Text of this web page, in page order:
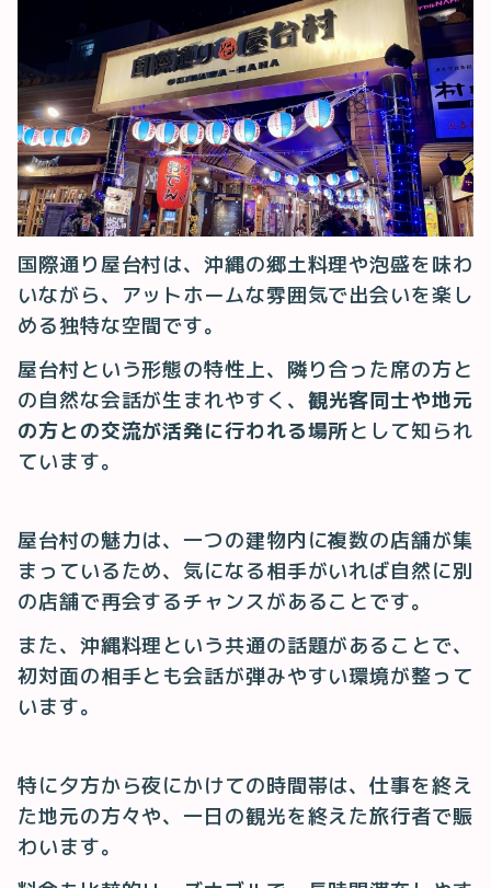
国際通り屋台村は、沖縄の郷土料理や泡盛を味わ
いながら、アットホームな雰囲気で出会いを楽し
める独特な空間です。
屋台村という形態の特性上、隣り合った席の方と
の自然な会話が生まれやすく、 観光客同士や地元
の方との交流が活発に行われる場所として知られ
ています。
屋台村の魅力は、一つの建物内に複数の店舗が集
まっているため、気になる相手がいれば自然に別
の店舗で再会するチャンスがあることです。
また、沖縄料理という共通の話題があることで、
初対面の相手とも会話が弾みやすい環境が整って
います。
特に夕方から夜にかけての時間帯は、仕事を終え
た地元の方々や、一日の観光を終えた旅行者で賑
わいます。